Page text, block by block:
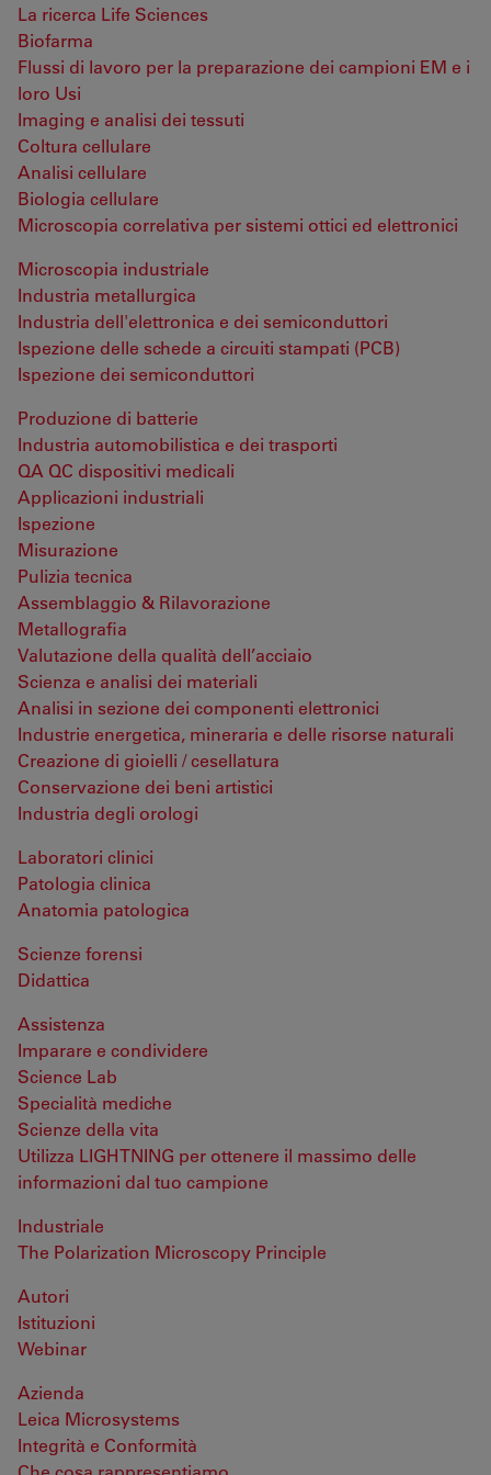
La ricerca Life Sciences
Biofarma
Flussi di lavoro per la preparazione dei campioni EM e i
loro Usi
Imaging e analisi dei tessuti
Coltura cellulare
Analisi cellulare
Biologia cellulare
Microscopia correlativa per sistemi ottici ed elettronici
Microscopia industriale
Industria metallurgica
Industria dell'elettronica e dei semiconduttori
Ispezione delle schede a circuiti stampati (PCB)
Ispezione dei semiconduttori
Produzione di batterie
Industria automobilistica e dei trasporti
QA QC dispositivi medicali
Applicazioni industriali
Ispezione
Misurazione
Pulizia tecnica
Assemblaggio & Rilavorazione
Metallografia
Valutazione della qualità dell’acciaio
Scienza e analisi dei materiali
Analisi in sezione dei componenti elettronici
Industrie energetica, mineraria e delle risorse naturali
Creazione di gioielli / cesellatura
Conservazione dei beni artistici
Industria degli orologi
Laboratori clinici
Patologia clinica
Anatomia patologica
Scienze forensi
Didattica
Assistenza
Imparare e condividere
Science Lab
Specialità mediche
Scienze della vita
Utilizza LIGHTNING per ottenere il massimo delle
informazioni dal tuo campione
Industriale
The Polarization Microscopy Principle
Autori
Istituzioni
Webinar
Azienda
Leica Microsystems
Integrità e Conformità